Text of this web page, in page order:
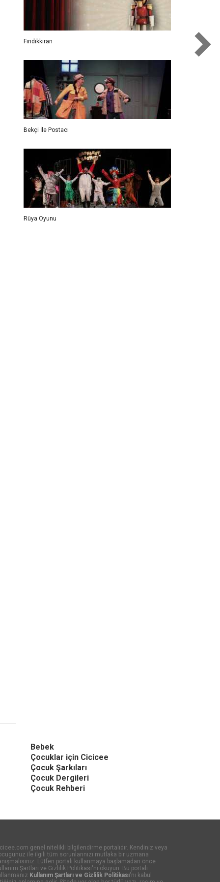
Fındıkkıran
Bekçi İle Postacı
Rüya Oyunu
Bebek
Çocuklar için Cicicee
Çocuk Şarkıları
Çocuk Dergileri
Çocuk Rehberi
genel nitelikli bilgilendirme portalıdır. Kendiniz veya
ile ilgili tüm sorunlarınızı mutlaka bir uzmana
Lütfen portalı kullanmaya başlamadan önce
Şartları ve Gizlilik Politikası'nı okuyun. Bu portalı
Kullanım Şartları ve Gizlilik Politikası'nı kabul